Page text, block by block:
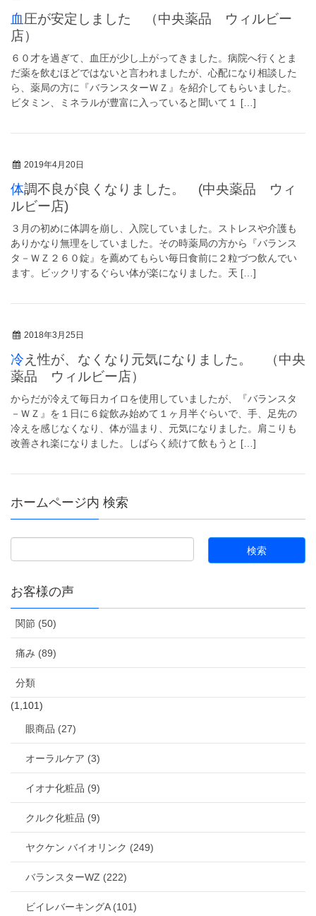
血圧が安定しました （中央薬品 ウィルビー
店）
６０才を過ぎて、血圧が少し上がってきました。病院へ行くとま
だ薬を飲むほどではないと言われましたが、心配になり相談した
ら、薬局の方に『バランスターＷＺ』を紹介してもらいました。
ビタミン、ミネラルが豊富に入っていると聞いて１ […]
2019年4月20日
体調不良が良くなりました。 (中央薬品 ウィ
ルビー店)
３月の初めに体調を崩し、入院していました。ストレスや介護も
ありかなり無理をしていました。その時薬局の方から『バランス
タ－ＷＺ２６０錠』を薦めてもらい毎日食前に２粒づつ飲んでい
ます。ビックリするぐらい体が楽になりました。天 […]
2018年3月25日
冷え性が、なくなり元気になりました。 （中央
薬品 ウィルビー店）
からだが冷えて毎日カイロを使用していましたが、『バランスタ
－ＷＺ』を１日に６錠飲み始めて１ヶ月半ぐらいで、手、足先の
冷えを感じなくなり、体が温まり、元気になりました。肩こりも
改善され楽になりました。しばらく続けて飲もうと […]
ホームページ内 検索
お客様の声
関節 (50)
痛み (89)
分類
(1,101)
眼商品 (27)
オーラルケア (3)
イオナ化粧品 (9)
クルク化粧品 (9)
ヤクケン バイオリンク (249)
バランスターWZ (222)
ビイレバーキングA (101)